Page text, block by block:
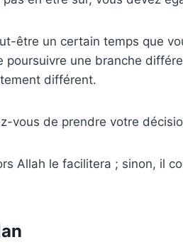
être un certain temps que
une branche
différent.
vous de prendre votre
Allah le facilitera ; sinon, il